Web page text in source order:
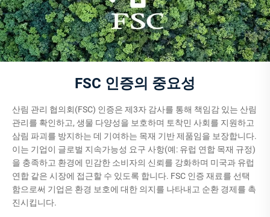
FSC 인증의 중요성
산림 관리 협의회(FSC) 인증은 제3자 감사를 통해 책임감 있는 산림
관리를 확인하고, 생물 다양성을 보호하며 토착민 사회를 지원하고
삼림 파괴를 방지하는 데 기여하는 목재 기반 제품임을 보장합니다.
이는 기업이 글로벌 지속가능성 요구 사항(예: 유럽 연합 목재 규정)
을 충족하고 환경에 민감한 소비자의 신뢰를 강화하며 미국과 유럽
연합 같은 시장에 접근할 수 있도록 합니다. FSC 인증 재료를 선택
함으로써 기업은 환경 보호에 대한 의지를 나타내고 순환 경제를 촉
진시킵니다.